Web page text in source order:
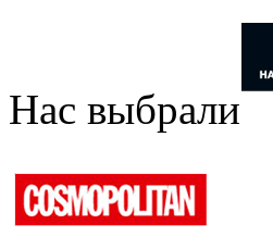
Нас выбрали